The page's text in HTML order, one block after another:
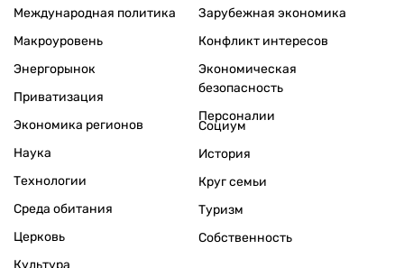
Международная политика
Макроуровень
Энергорынок
Приватизация
Экономика регионов
Зарубежная экономика
Конфликт интересов
Экономическая
безопасность
Персоналии
Наука
Технологии
Среда обитания
Церковь
Социум
История
Круг семьи
Туризм
Собственность